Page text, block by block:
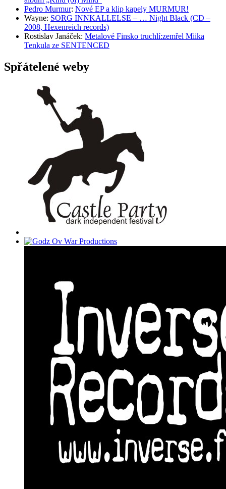
Pedro Murmur: Nové EP a klip kapely MURMUR!
Wayne: SORG INNKALLELSE – … Night Black (CD –
2008, Hexenreich records)
Rostislav Janáček: Metalové Finsko truchlí:zemřel Miika
Tenkula ze SENTENCED
Spřátelené weby